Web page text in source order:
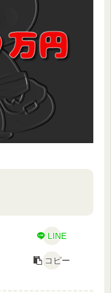
LINE
コピー